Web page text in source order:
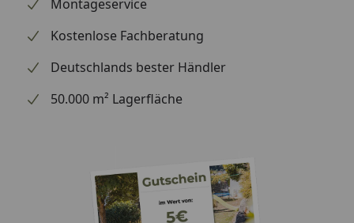
Informationen zu dem Ersatzteil geben. Es dient
lediglich dem Austausch des defekten oder fehlenden
Montageservice
Kostenlose Fachberatung
Deutschlands bester Händler
50.000 m² Lagerfläche